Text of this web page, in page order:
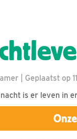
| Geplaatst op
nacht is er leven in